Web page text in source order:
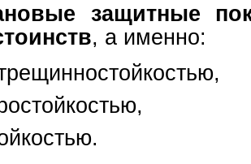
защитные
, а именно: